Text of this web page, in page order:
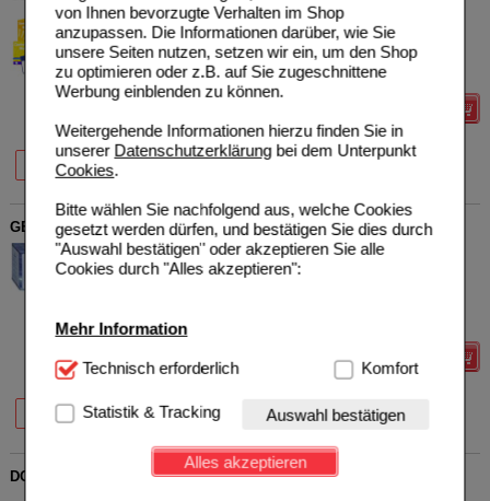
von Ihnen bevorzugte Verhalten im Shop
anzupassen. Die Informationen darüber, wie Sie
unsere Seiten nutzen, setzen wir ein, um den Shop
zu optimieren oder z.B. auf Sie zugeschnittene
Werbung einblenden zu können.
Weitergehende Informationen hierzu finden Sie in
unserer Datenschutzerklärungbei dem Unterpunkt
Cookies.
Bitte wählen Sie nachfolgend aus, welche Cookies
gesetzt werden dürfen, und bestätigen Sie dies durch
"Auswahl bestätigen" oder akzeptieren Sie alle
Cookies durch "Alles akzeptieren":
Mehr Information
Technisch Notwendig:Hierbei handelt es sich um
Website notwendig sind (z.B. Navigation, Warenkorb,
Kundenkonto), weshalb auf diese nicht verzichtet
werden kann.
Technisch erforderlich Komfort
Statistik & Tracking Auswahl bestätigen
Alles akzeptieren
OmniVision GmbH
15415971
270St Kapseln
UVP**
Unser Preis*
Sie sparen
90 St
20% 27%
GESUNDFORM Omega-3 1000 mg Kapseln
PROVITA
Apoth.Market.u.Handels
180
Kapseln
UVP**
Details
180 St
DOPPELHERZ Omega-3 flüssig family system